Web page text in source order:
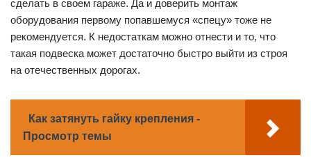
сделать в своем гараже. Да и доверить монтаж
оборудования первому попавшемуся «спецу» тоже не
рекомендуется. К недостаткам можно отнести и то, что
такая подвеска может достаточно быстро выйти из строя
на отечественных дорогах.
Как затянуть гайку крепления -
Просмотр темы